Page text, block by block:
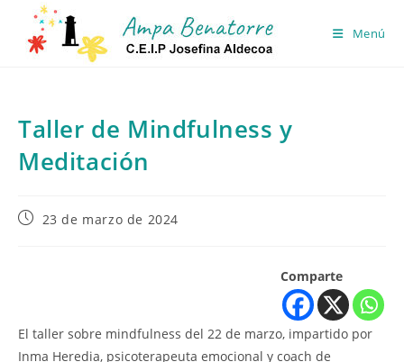
contenido
Menú
Taller de Mindfulness y
Meditación
Publicación
23 de marzo de 2024
Comparte
El taller sobre mindfulness del 22 de marzo, impartido por
Inma Heredia, psicoterapeuta emocional y coach de